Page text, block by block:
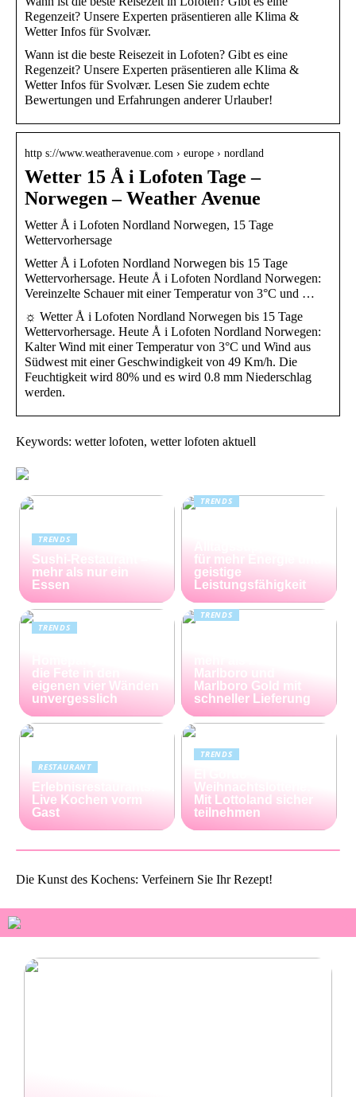
Regenzeit? Unsere Experten präsentieren alle Klima &
Wetter Infos für Svolvær.
Wann ist die beste Reisezeit in Lofoten? Gibt es eine
Regenzeit? Unsere Experten präsentieren alle Klima &
Wetter Infos für Svolvær. Lesen Sie zudem echte
Bewertungen und Erfahrungen anderer Urlauber!
http s://www.weatheravenue.com › europe › nordland
Wetter 15 Å i Lofoten Tage –
Norwegen – Weather Avenue
Wetter Å i Lofoten Nordland Norwegen, 15 Tage
Wettervorhersage
Wetter Å i Lofoten Nordland Norwegen bis 15 Tage
Wettervorhersage. Heute Å i Lofoten Nordland Norwegen:
Vereinzelte Schauer mit einer Temperatur von 3°C und …
☼ Wetter Å i Lofoten Nordland Norwegen bis 15 Tage
Wettervorhersage. Heute Å i Lofoten Nordland Norwegen:
Kalter Wind mit einer Temperatur von 3°C und Wind aus
Südwest mit einer Geschwindigkeit von 49 Km/h. Die
Feuchtigkeit wird 80% und es wird 0.8 mm Niederschlag
werden.
Keywords: wetter lofoten, wetter lofoten aktuell
TRENDS
Sushi-Restaurant –
mehr als nur ein
Essen
TRENDS
für mehr Energie und
geistige
Leistungsfähigkeit
TRENDS
die Fete in den
eigenen vier Wänden
unvergesslich
TRENDS
Marlboro und
Marlboro Gold mit
schneller Lieferung
RESTAURANT
Erlebnisrestaurants:
Live Kochen vorm
Gast
TRENDS
Weihnachtslotterie:
Mit Lottoland sicher
teilnehmen
Die Kunst des Kochens: Verfeinern Sie Ihr Rezept!